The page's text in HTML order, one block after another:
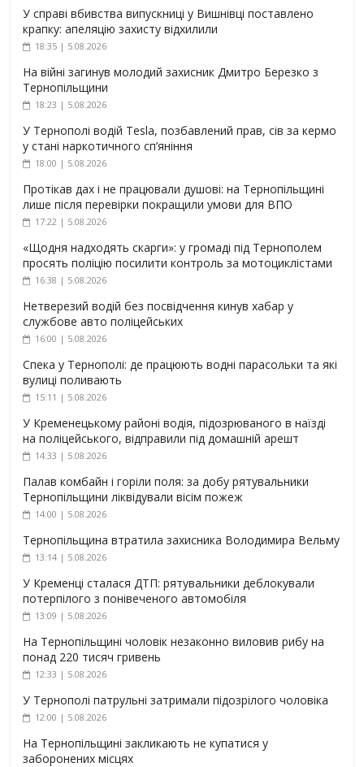
У справі вбивства випускниці у Вишнівці поставлено
крапку: апеляцію захисту відхилили
18:35 | 5.08.2026
На війні загинув молодий захисник Дмитро Березко з
Тернопільщини
18:23 | 5.08.2026
У Тернополі водій Tesla, позбавлений прав, сів за кермо
у стані наркотичного сп’яніння
18:00 | 5.08.2026
Протікав дах і не працювали душові: на Тернопільщині
лише після перевірки покращили умови для ВПО
17:22 | 5.08.2026
«Щодня надходять скарги»: у громаді під Тернополем
просять поліцію посилити контроль за мотоциклістами
16:38 | 5.08.2026
Нетверезий водій без посвідчення кинув хабар у
службове авто поліцейських
16:00 | 5.08.2026
Спека у Тернополі: де працюють водні парасольки та які
вулиці поливають
15:11 | 5.08.2026
У Кременецькому районі водія, підозрюваного в наїзді
на поліцейського, відправили під домашній арешт
14:33 | 5.08.2026
Палав комбайн і горіли поля: за добу рятувальники
Тернопільщини ліквідували вісім пожеж
14:00 | 5.08.2026
Тернопільщина втратила захисника Володимира Вельму
13:14 | 5.08.2026
У Кременці сталася ДТП: рятувальники деблокували
потерпілого з понівеченого автомобіля
13:09 | 5.08.2026
На Тернопільщині чоловік незаконно виловив рибу на
понад 220 тисяч гривень
12:33 | 5.08.2026
У Тернополі патрульні затримали підозрілого чоловіка
12:00 | 5.08.2026
На Тернопільщині закликають не купатися у
заборонених місцях